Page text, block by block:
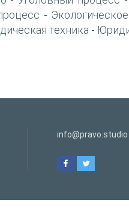
-
техника -
info@pravo.studio